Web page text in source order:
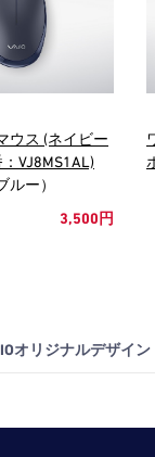
ウス (ネイビー
VJ8MS1AL)
ルー）
3,500円
オリジナルデザイ